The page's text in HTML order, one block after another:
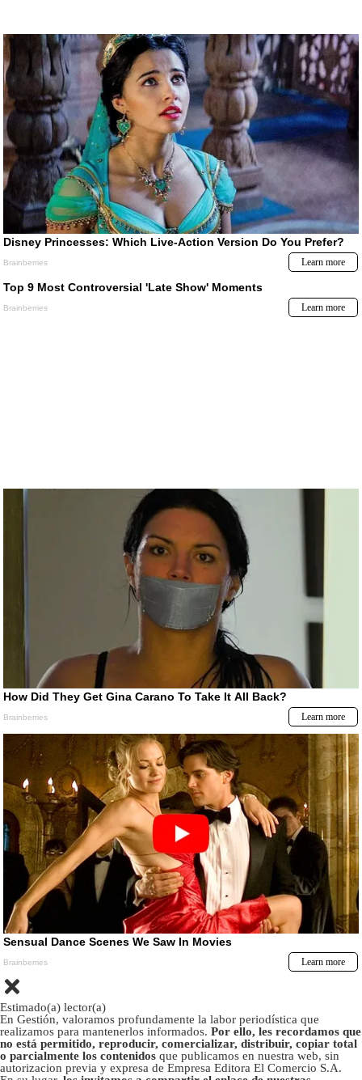
Estimado(a) lector(a)
En Gestión, valoramos profundamente la labor periodística que
realizamos para mantenerlos informados. Por ello, les recordamos que
no está permitido, reproducir, comercializar, distribuir, copiar total
o parcialmente los contenidos que publicamos en nuestra web, sin
autorizacion previa y expresa de Empresa Editora El Comercio S.A.